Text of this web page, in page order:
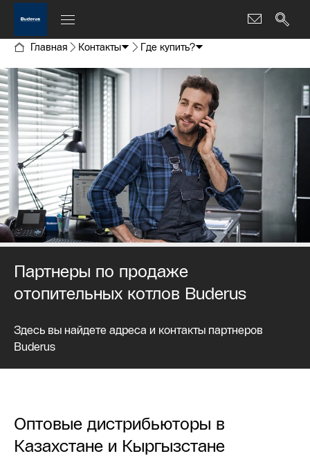
Главная Контакты Где купить?
Партнеры по продаже
отопительных котлов Buderus
Здесь вы найдете адреса и контакты партнеров
Buderus
Оптовые дистрибьюторы в
Казахстане и Кыргызстане